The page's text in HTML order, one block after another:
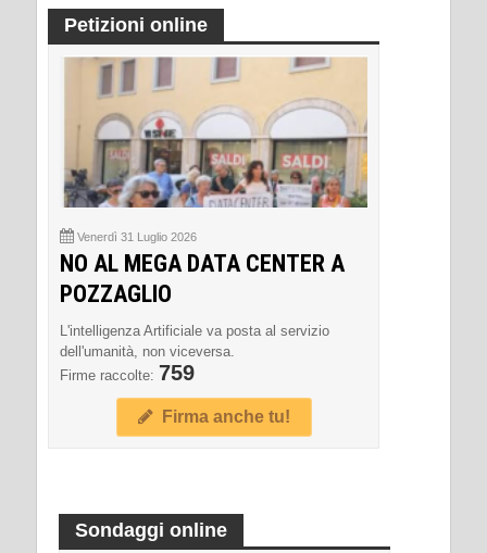
Petizioni online
Venerdì 31 Luglio 2026
NO AL MEGA DATA CENTER A
POZZAGLIO
L'intelligenza Artificiale va posta al servizio
dell'umanità, non viceversa.
Firme raccolte: 759
Firma anche tu!
Sondaggi online